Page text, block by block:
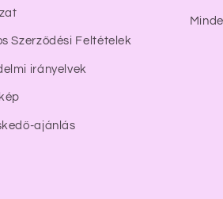
Szerződési Feltételek
irányelvek
ajánlás